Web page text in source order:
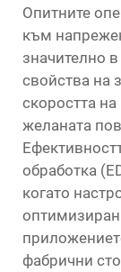
Опитните
към
значително
свойства на
скоростта
желаната
обработка
когато
фабрични